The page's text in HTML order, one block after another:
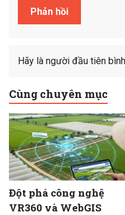
Hãy là người đầu tiên
Cùng chuyên mục
Đột phá công nghệ
VR360 và WebGIS